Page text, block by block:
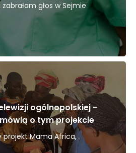
głos w Sejmie
ogólnopolskiej -
o tym projekcie
projekt Mama Africa,